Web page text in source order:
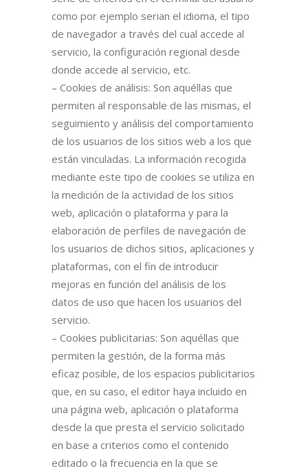
como por ejemplo serian el idioma, el tipo
de navegador a través del cual accede al
servicio, la configuración regional desde
donde accede al servicio, etc.
– Cookies de análisis: Son aquéllas que
permiten al responsable de las mismas, el
seguimiento y análisis del comportamiento
de los usuarios de los sitios web a los que
están vinculadas. La información recogida
mediante este tipo de cookies se utiliza en
la medición de la actividad de los sitios
web, aplicación o plataforma y para la
elaboración de perfiles de navegación de
los usuarios de dichos sitios, aplicaciones y
plataformas, con el fin de introducir
mejoras en función del análisis de los
datos de uso que hacen los usuarios del
servicio.
– Cookies publicitarias: Son aquéllas que
permiten la gestión, de la forma más
eficaz posible, de los espacios publicitarios
que, en su caso, el editor haya incluido en
una página web, aplicación o plataforma
desde la que presta el servicio solicitado
en base a criterios como el contenido
editado o la frecuencia en la que se